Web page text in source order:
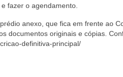
fazer o agendamento.
anexo, que fica em frente ao
documentos originais e cópias.
definitiva-principal/